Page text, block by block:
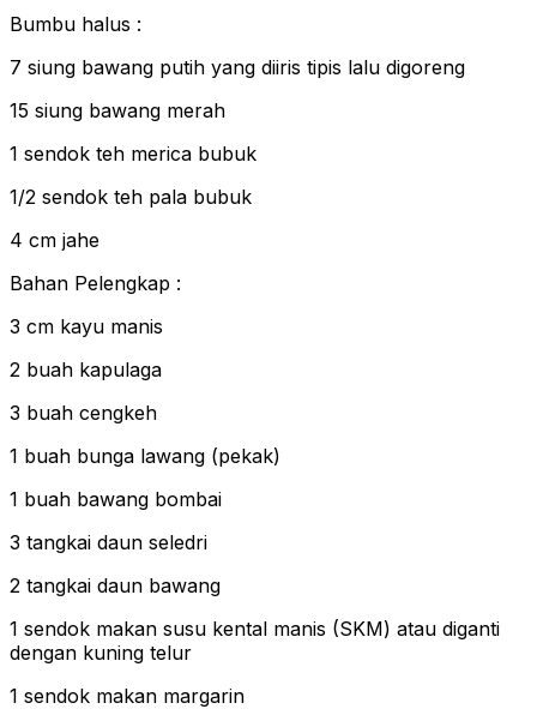
Bumbu halus :
7 siung bawang putih yang diiris tipis lalu digoreng
15 siung bawang merah
1 sendok teh merica bubuk
1/2 sendok teh pala bubuk
4 cm jahe
Bahan Pelengkap :
3 cm kayu manis
2 buah kapulaga
3 buah cengkeh
1 buah bunga lawang (pekak)
1 buah bawang bombai
3 tangkai daun seledri
2 tangkai daun bawang
1 sendok makan susu kental manis (SKM) atau diganti
dengan kuning telur
1 sendok makan margarin